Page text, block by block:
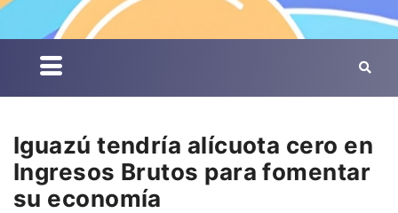
Iguazú tendría alícuota cero en
Ingresos Brutos para fomentar
su economía